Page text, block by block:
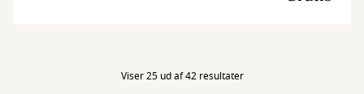
Viser 25 ud af 42 resultater